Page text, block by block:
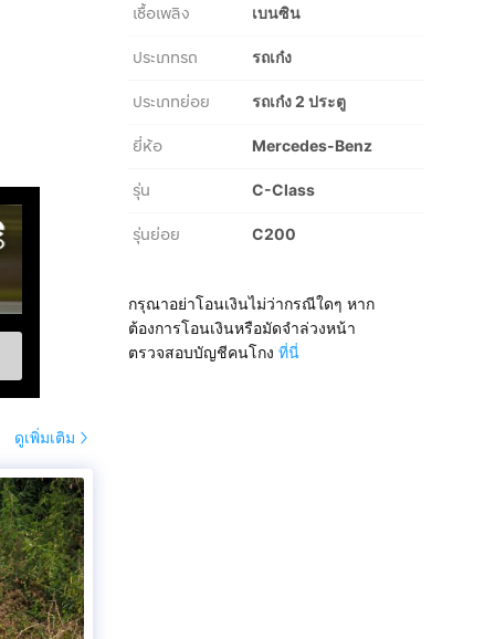
เชื้อเพลิง เบนซิน
ประเภทรถ รถเก๋ง
ประเภทย่อย รถเก๋ง 2 ประตู
ยี่ห้อ Mercedes-Benz
รุ่น C-Class
รุ่นย่อย C200
กรุณาอย่าโอนเงินไม่ว่ากรณีใดๆ หาก
ต้องการโอนเงินหรือมัดจำล่วงหน้า
ตรวจสอบบัญชีคนโกง ที่นี่
ดูเพิ่มเติม